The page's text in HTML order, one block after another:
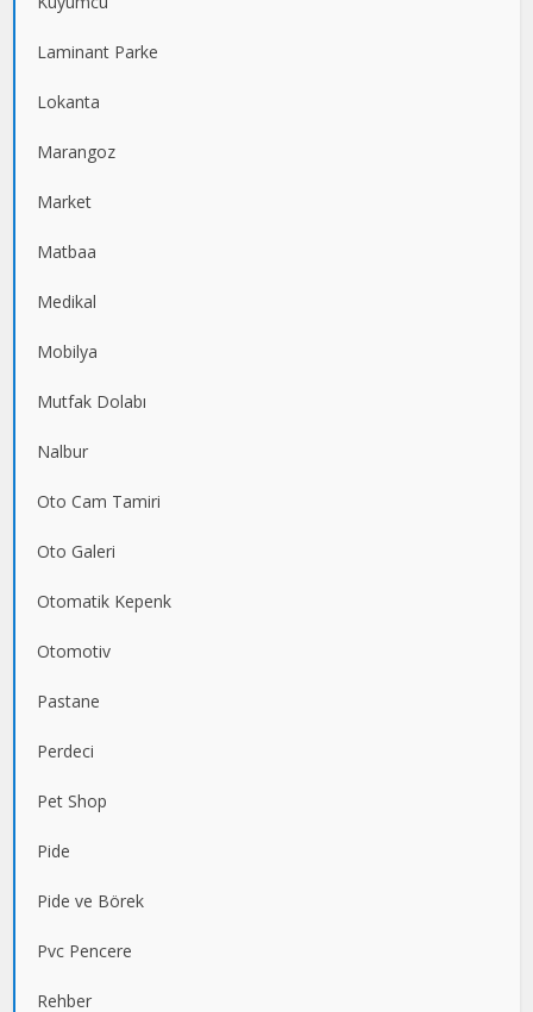
Laminant Parke
Lokanta
Marangoz
Market
Matbaa
Medikal
Mobilya
Mutfak Dolabı
Nalbur
Oto Cam Tamiri
Oto Galeri
Otomatik Kepenk
Otomotiv
Pastane
Perdeci
Pet Shop
Pide
Pide ve Börek
Pvc Pencere
Rehber